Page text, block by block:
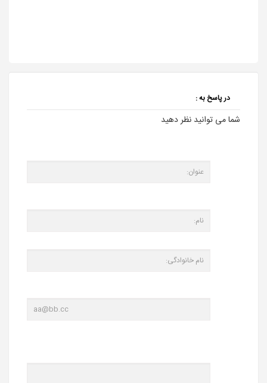
در پاسخ به :
شما می توانید نظر دهید